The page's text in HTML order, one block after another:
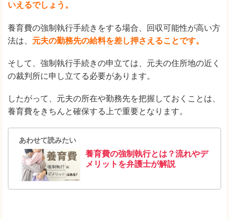
いえるでしょう。
養育費の強制執行手続きをする場合、回収可能性が高い方
法は、 元夫の勤務先の給料を差し押さえることです。
そして、強制執行手続きの申立ては、元夫の住所地の近く
の裁判所に申し立てる必要があります。
したがって、元夫の所在や勤務先を把握しておくことは、
養育費をきちんと確保する上で重要となります。
あわせて読みたい
養育費の強制執行とは？流れやデ
メリットを弁護士が解説